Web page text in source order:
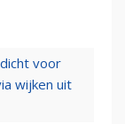
voor
wijken uit